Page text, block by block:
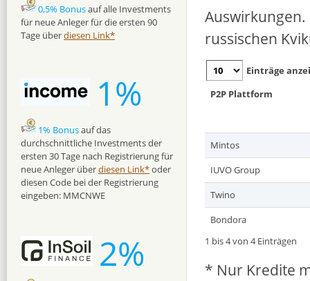
Auswirkungen.
russischen
Einträge
P2P Plattform
Mintos
IUVO Group
Twino
Bondora
1 bis 4 von 4 Einträgen
* Nur Kredite
0,5% Bonusauf alle Investments
für neue Anleger für die ersten 90
Tage überdiesen Link*
1%
1% Bonusauf das
durchschnittliche Investments der
ersten 30 Tage nach Registrierung für
neue Anleger überdiesen Link*oder
diesen Code bei der Registrierung
eingeben: MMCNWE
2%